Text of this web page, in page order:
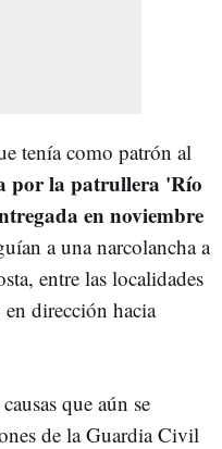
tenía como patrón al
por la patrullera 'Río
en noviembre
a una narcolancha a
entre las localidades
dirección hacia
que aún se
de la Guardia Civil